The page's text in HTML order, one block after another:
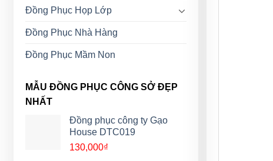
Đồng Phục Họp Lớp
Đồng Phục Nhà Hàng
Đồng Phục Mầm Non
MẪU ĐỒNG PHỤC CÔNG SỞ ĐẸP
NHẤT
Đồng phục công ty Gạo
House DTC019
130,000₫